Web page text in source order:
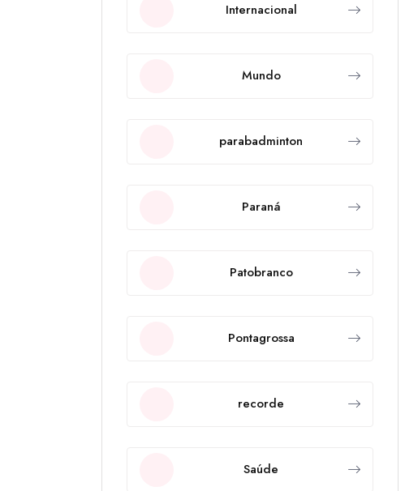
Internacional
Mundo
parabadminton
Paraná
Patobranco
Pontagrossa
recorde
Saúde